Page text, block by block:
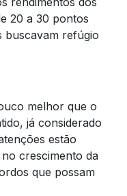
20 a 30 pontos
buscavam refúgio
melhor que o
já considerado
estão
crescimento da
que possam